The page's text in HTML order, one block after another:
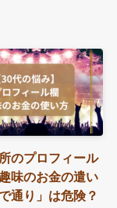
のプロフィール
味のお金の遣い
通り」は危険？